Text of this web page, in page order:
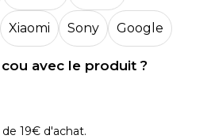
Xiaomi Sony Google
avec le produit ?
19€ d'achat.